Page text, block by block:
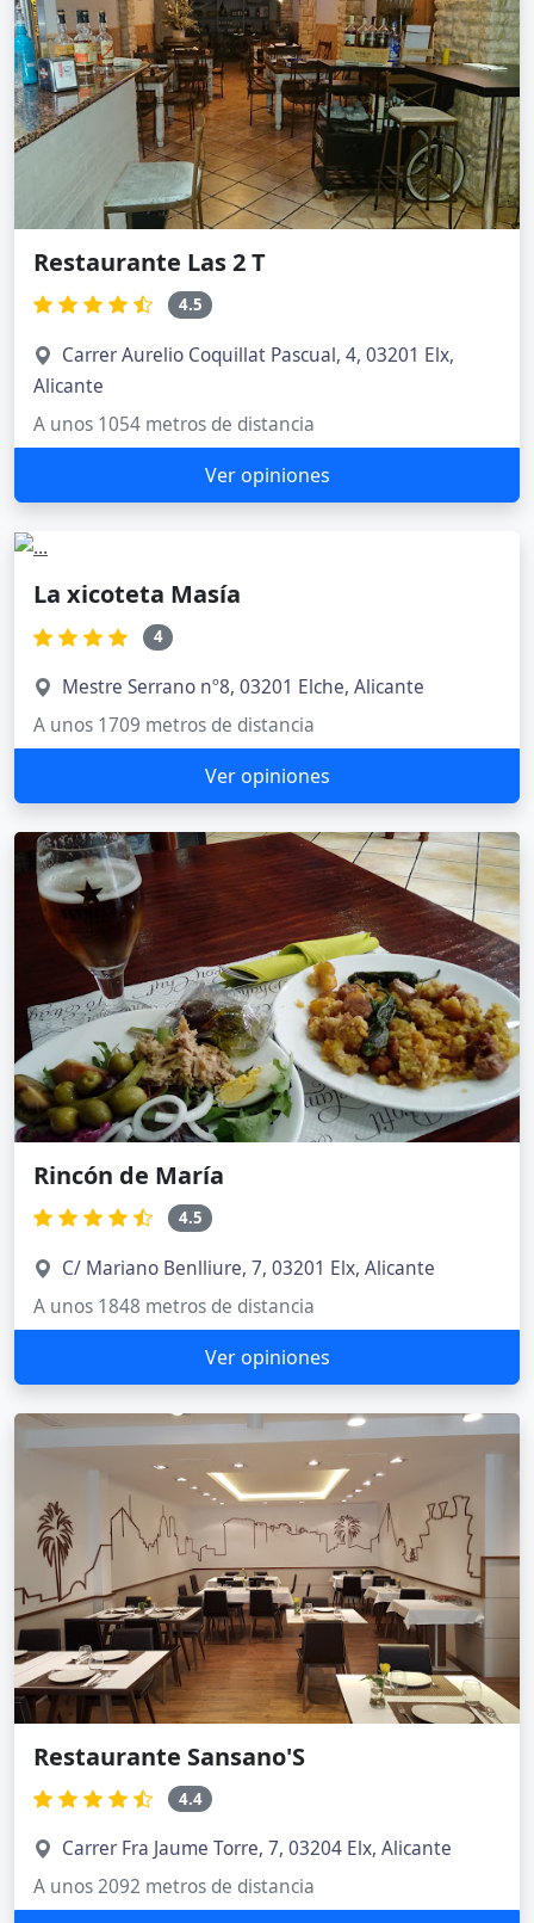
Restaurante Las 2 T
4.5
Carrer Aurelio Coquillat Pascual, 4, 03201 Elx,
Alicante
A unos 1054 metros de distancia
Ver opiniones
La xicoteta Masía
4
Mestre Serrano nº8, 03201 Elche, Alicante
A unos 1709 metros de distancia
Ver opiniones
Rincón de María
4.5
C/ Mariano Benlliure, 7, 03201 Elx, Alicante
A unos 1848 metros de distancia
Ver opiniones
Restaurante Sansano'S
4.4
Carrer Fra Jaume Torre, 7, 03204 Elx, Alicante
A unos 2092 metros de distancia